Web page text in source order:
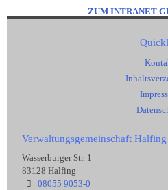
ZUM INTRANET
Verwaltungsgemeinschaft Halfing
Wasserburger Str. 1
83128 Halfing
08055 9053-0